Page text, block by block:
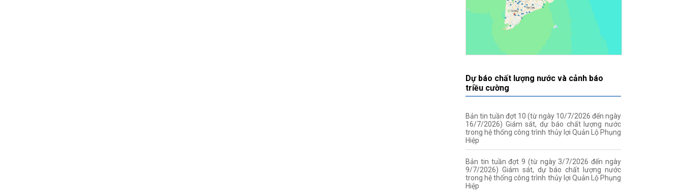
Dự báo chất lượng nước và cảnh báo
triều cường
Bản tin tuần đợt 10 (từ ngày 10/7/2026 đến ngày
16/7/2026) Giám sát, dự báo chất lượng nước
trong hệ thống công trình thủy lợi Quản Lộ Phụng
Hiệp
Bản tin tuần đợt 9 (từ ngày 3/7/2026 đến ngày
9/7/2026) Giám sát, dự báo chất lượng nước
trong hệ thống công trình thủy lợi Quản Lộ Phụng
Hiệp